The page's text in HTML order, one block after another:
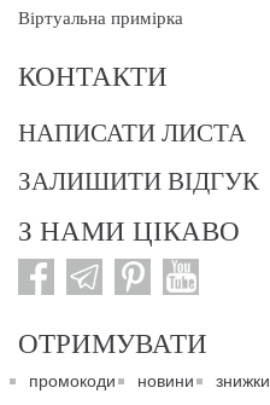
Віртуальна примірка
КОНТАКТИ
НАПИСАТИ ЛИСТА
ЗАЛИШИТИ ВІДГУК
З НАМИ ЦІКАВО
ОТРИМУВАТИ
промокоди новини знижки